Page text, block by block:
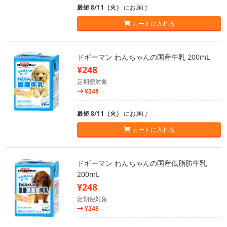
最短 8/11（火） にお届け
カートに入れる
ドギーマン わんちゃんの国産牛乳 200mL
¥248
定期便対象
¥248
最短 8/11（火） にお届け
カートに入れる
ドギーマン わんちゃんの国産低脂肪牛乳
200mL
¥248
定期便対象
¥248